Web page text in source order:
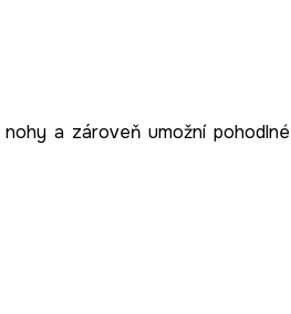
a zároveň umožní pohodlné